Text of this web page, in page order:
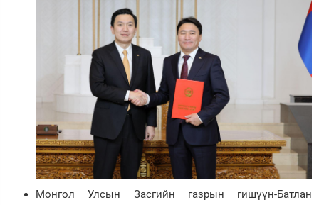
Монгол Улсын Засгийн газрын гишүүн-Батлан